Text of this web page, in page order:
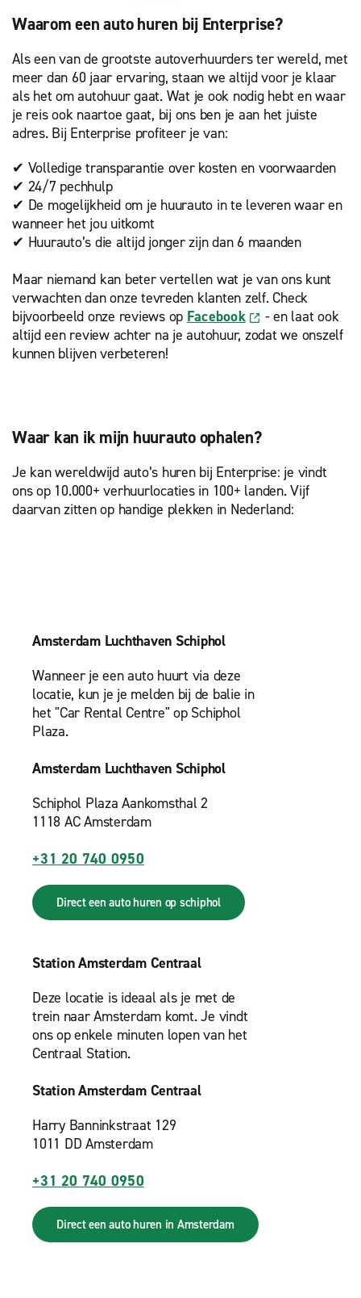
Waarom een auto huren bij Enterprise?
Als een van de grootste autoverhuurders ter wereld, met
meer dan 60 jaar ervaring, staan we altijd voor je klaar
als het om autohuur gaat. Wat je ook nodig hebt en waar
je reis ook naartoe gaat, bij ons ben je aan het juiste
adres. Bij Enterprise profiteer je van:
✔ Volledige transparantie over kosten en voorwaarden
✔ 24/7 pechhulp
✔ De mogelijkheid om je huurauto in te leveren waar en
wanneer het jou uitkomt
✔ Huurauto’s die altijd jonger zijn dan 6 maanden
Maar niemand kan beter vertellen wat je van ons kunt
verwachten dan onze tevreden klanten zelf. Check
bijvoorbeeld onze reviews op Facebook
- en laat ook
altijd een review achter na je autohuur, zodat we onszelf
kunnen blijven verbeteren!
Waar kan ik mijn huurauto ophalen?
Je kan wereldwijd auto’s huren bij Enterprise: je vindt
ons op 10.000+ verhuurlocaties in 100+ landen. Vijf
daarvan zitten op handige plekken in Nederland:
Amsterdam Luchthaven Schiphol
Wanneer je een auto huurt via deze
locatie, kun je je melden bij de balie in
het "Car Rental Centre" op Schiphol
Plaza.
Amsterdam Luchthaven Schiphol
Schiphol Plaza Aankomsthal 2
1118 AC Amsterdam
+31 20 740 0950
Direct een auto huren op schiphol
Station Amsterdam Centraal
Deze locatie is ideaal als je met de
trein naar Amsterdam komt. Je vindt
ons op enkele minuten lopen van het
Centraal Station.
Station Amsterdam Centraal
Harry Banninkstraat 129
1011 DD Amsterdam
+31 20 740 0950
Direct een auto huren in Amsterdam